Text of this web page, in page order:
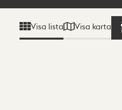
Visa lista Visa karta